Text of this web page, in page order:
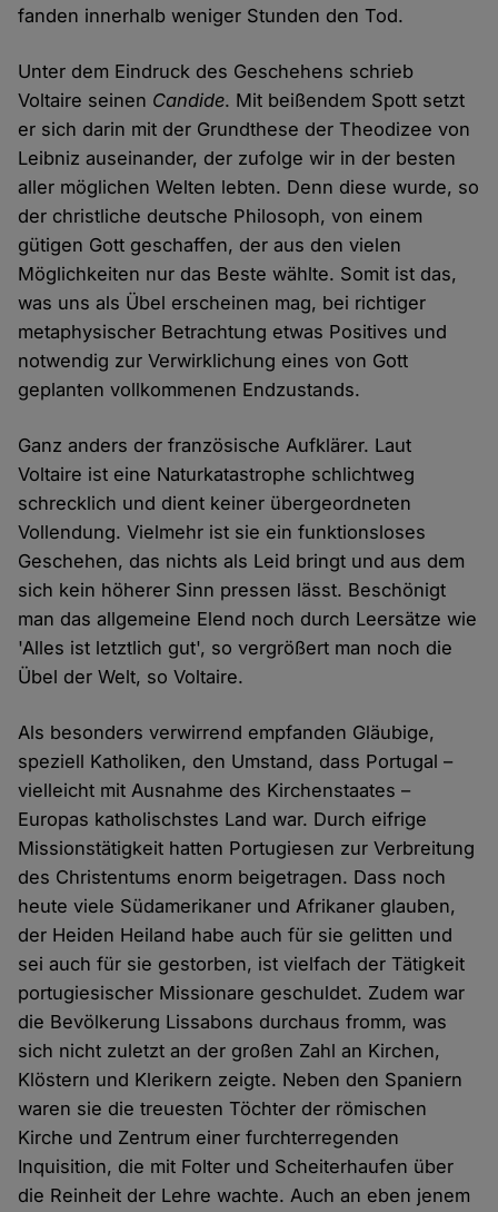
fanden innerhalb weniger Stunden den Tod.
Unter dem Eindruck des Geschehens schrieb
Voltaire seinen Candide. Mit beißendem Spott setzt
er sich darin mit der Grundthese der Theodizee von
Leibniz auseinander, der zufolge wir in der besten
aller möglichen Welten lebten. Denn diese wurde, so
der christliche deutsche Philosoph, von einem
gütigen Gott geschaffen, der aus den vielen
Möglichkeiten nur das Beste wählte. Somit ist das,
was uns als Übel erscheinen mag, bei richtiger
metaphysischer Betrachtung etwas Positives und
notwendig zur Verwirklichung eines von Gott
geplanten vollkommenen Endzustands.
Ganz anders der französische Aufklärer. Laut
Voltaire ist eine Naturkatastrophe schlichtweg
schrecklich und dient keiner übergeordneten
Vollendung. Vielmehr ist sie ein funktionsloses
Geschehen, das nichts als Leid bringt und aus dem
sich kein höherer Sinn pressen lässt. Beschönigt
man das allgemeine Elend noch durch Leersätze wie
'Alles ist letztlich gut', so vergrößert man noch die
Übel der Welt, so Voltaire.
Als besonders verwirrend empfanden Gläubige,
speziell Katholiken, den Umstand, dass Portugal –
vielleicht mit Ausnahme des Kirchenstaates –
Europas katholischstes Land war. Durch eifrige
Missionstätigkeit hatten Portugiesen zur Verbreitung
des Christentums enorm beigetragen. Dass noch
heute viele Südamerikaner und Afrikaner glauben,
der Heiden Heiland habe auch für sie gelitten und
sei auch für sie gestorben, ist vielfach der Tätigkeit
portugiesischer Missionare geschuldet. Zudem war
die Bevölkerung Lissabons durchaus fromm, was
sich nicht zuletzt an der großen Zahl an Kirchen,
Klöstern und Klerikern zeigte. Neben den Spaniern
waren sie die treuesten Töchter der römischen
Kirche und Zentrum einer furchterregenden
Inquisition, die mit Folter und Scheiterhaufen über
die Reinheit der Lehre wachte. Auch an eben jenem